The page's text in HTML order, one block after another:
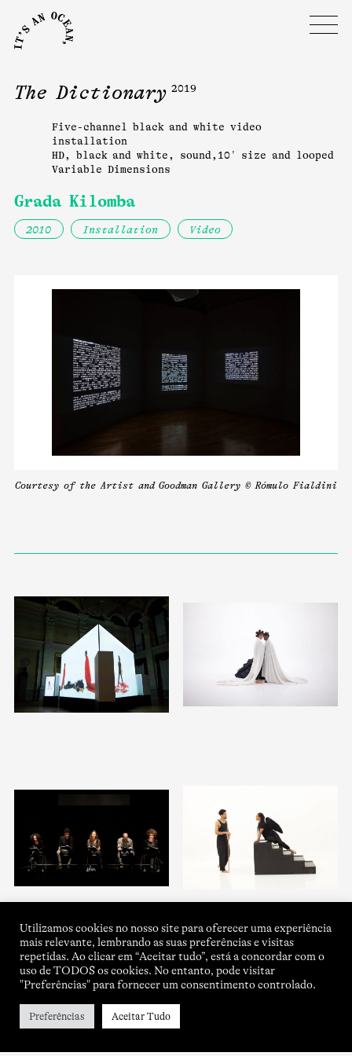
The Dictionary 2019
Five-channel black and white video
installation
HD, black and white, sound,10' size and looped
Variable Dimensions
Grada Kilomba
2010 Installation Video
Courtesy of the Artist and Goodman Gallery © Rómulo Fialdini
Utilizamos cookies no nosso site para oferecer uma experiência
mais relevante, lembrando as suas preferências e visitas
repetidas. Ao clicar em “Aceitar tudo”, está a concordar com o
uso de TODOS os cookies. No entanto, pode visitar
"Preferências" para fornecer um consentimento controlado.
Preferências Aceitar Tudo